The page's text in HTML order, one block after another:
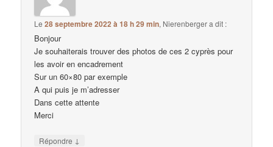
Le28 septembre 2022 à 18 h 29 min, Nierenbergera dit :
Bonjour
Je souhaiterais trouver des photos de ces 2 cyprès pour
les avoir en encadrement
Sur un 60×80 par exemple
A qui puis je m’adresser
Dans cette attente
Merci
Répondre ↓